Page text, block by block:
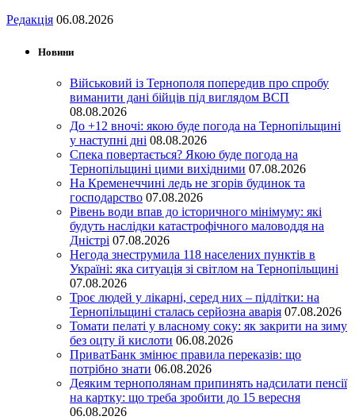
Редакція 06.08.2026
Новини
Військовий із Тернополя попередив про спробу
виманити дані бійців під виглядом ВСП
08.08.2026
До +12 вночі: якою буде погода на Тернопільщині
у наступні дні 08.08.2026
Спека повертається? Якою буде погода на
Тернопільщині цими вихідними 07.08.2026
На Кременеччині ледь не згорів будинок та
господарство 07.08.2026
Рівень води впав до історичного мінімуму: які
будуть наслідки катастрофічного маловоддя на
Дністрі 07.08.2026
Негода знеструмила 118 населених пунктів в
Україні: яка ситуація зі світлом на Тернопільщині
07.08.2026
Троє людей у лікарні, серед них – підлітки: на
Тернопільщині сталась серйозна аварія 07.08.2026
Томати пелаті у власному соку: як закрити на зиму
без оцту й кислоти 06.08.2026
ПриватБанк змінює правила переказів: що
потрібно знати 06.08.2026
Деяким тернополянам припинять надсилати пенсії
на картку: що треба зробити до 15 вересня
06.08.2026